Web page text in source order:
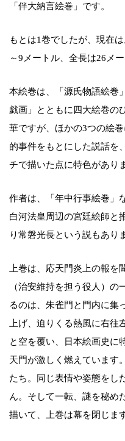
「伴大納言絵巻」です。
もとは1巻でしたが、現在
～9メートル、全長は26メ
本絵巻は、「源氏物語絵巻
戯画」とともに四大絵巻の
華ですが、ほかの3つの絵
的事件をもとにした説話を
チで描いた点に特色があり
作者は、「年中行事絵巻」
白河法皇周辺の宮廷絵師と
り常磐光長という説もあり
上巻は、応天門炎上の報
（治安維持を担う役人）
るのは、朱雀門と門内に集
上げ、迫りくる熱風に右往
と空を覆い、日本絵画史に
天門が激しく燃えています
たち。同じ表情や姿態をし
ん。そして一転、謎を秘め
描いて、上巻は幕を閉じま